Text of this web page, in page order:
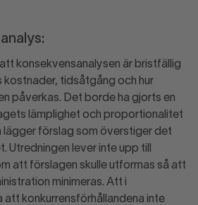
konsekvensanalysen är bristfällig
tidsåtgång och hur
påverkas. Det borde ha gjorts en
lämplighet och proportionalitet
lägger förslag som överstiger det
Utredningen lever inte upp till
att förslagen skulle utformas så att
minimeras. Att i
att konkurrensförhållandena inte